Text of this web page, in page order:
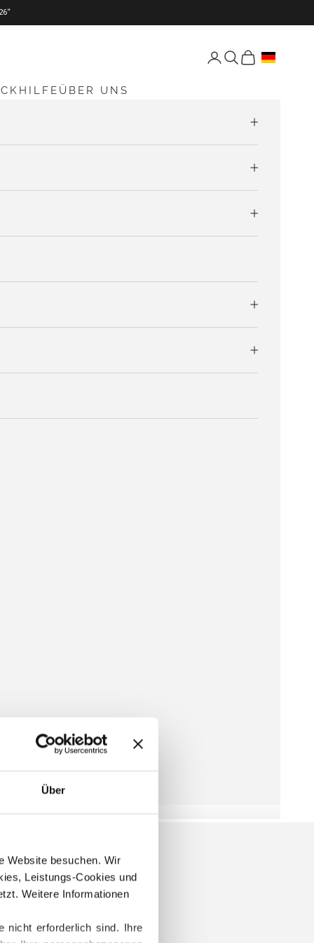
Über
Website besuchen. Wir
Leistungs-Cookies und
Weitere Informationen
nicht erforderlich sind. Ihre
Seite Konto öffnen
Suche öffnen
Warenkorb
ÜBER UNS